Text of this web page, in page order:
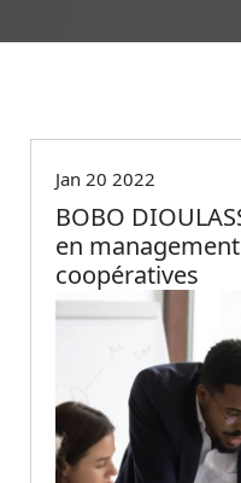
Jan 20 2022
BOBO
en
coopératives